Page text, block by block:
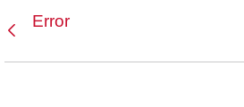
Error